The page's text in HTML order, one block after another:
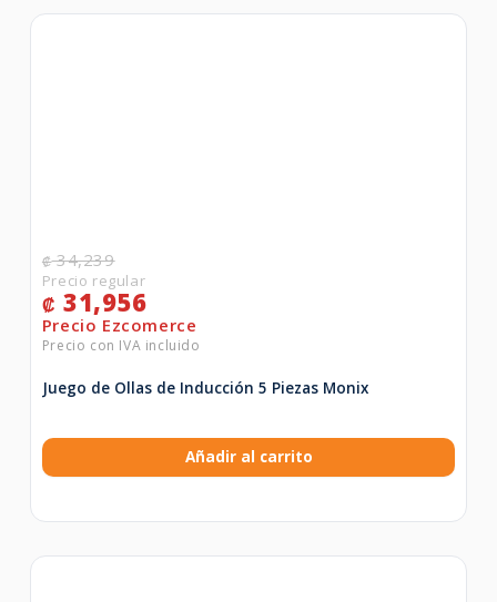
₡34,239
₡ 31,956
Juego de Ollas de Inducción 5 Piezas Monix
Añadir al carrito